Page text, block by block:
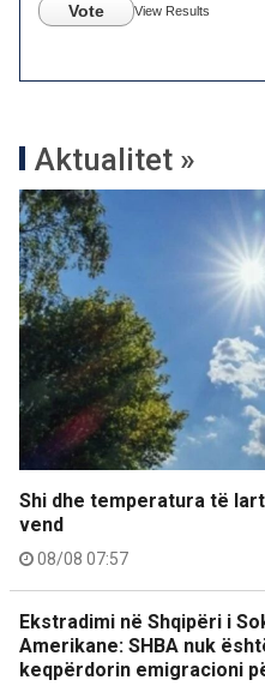
Vote View Results
Aktualitet »
Shi dhe temperatura të
vend
08/08 07:57
Ekstradimi në Shqipëri i
Amerikane: SHBA nuk
keqpërdorin emigracioni